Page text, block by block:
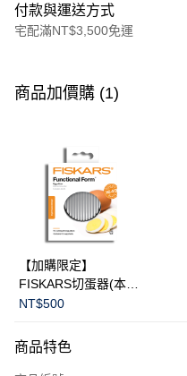
付款與運送方式
宅配滿NT$3,500免運
信用卡一次付款
3 期 0 利率 每期
合作金庫商業銀行
華南商業銀行
上海商業儲蓄銀行
國泰世華商業銀行
臺灣中小企業銀行
匯豐（台灣）商業銀行
聯邦商業銀行
元大商業銀行
台新國際商業銀行
LINE Pay
Apple Pay
運送方式
黑貓宅急便
商品加價購 (1)
【加購限定】
FISKARS切蛋器(本商
品不提供破損保證)
NT$500
商品特色